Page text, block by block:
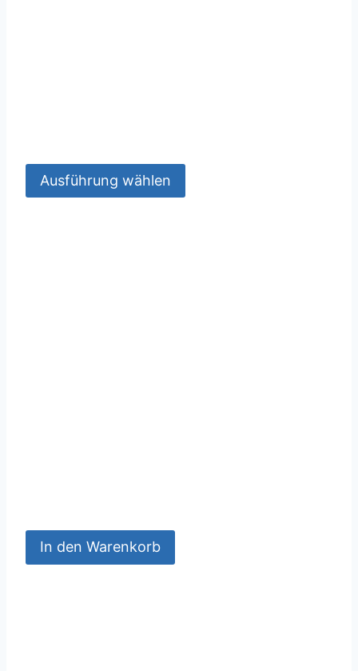
Ausführung wählen
In den Warenkorb